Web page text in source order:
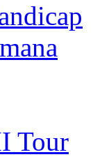
Tour